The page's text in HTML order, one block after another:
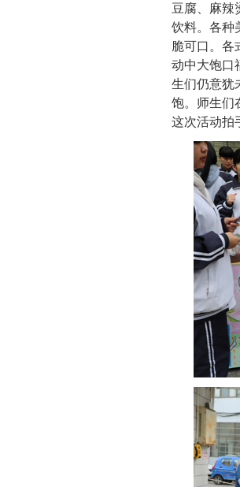
豆腐、麻辣
饮料。各种
脆可口。各
动中大饱口
生们仍意犹
饱。师生们
这次活动拍